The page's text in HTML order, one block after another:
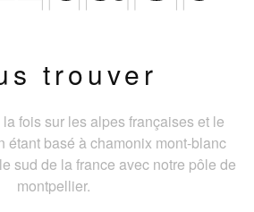
trouver
fois sur les alpes françaises et le
étant basé à chamonix mont-blanc
sud de la france avec notre pôle de
montpellier.